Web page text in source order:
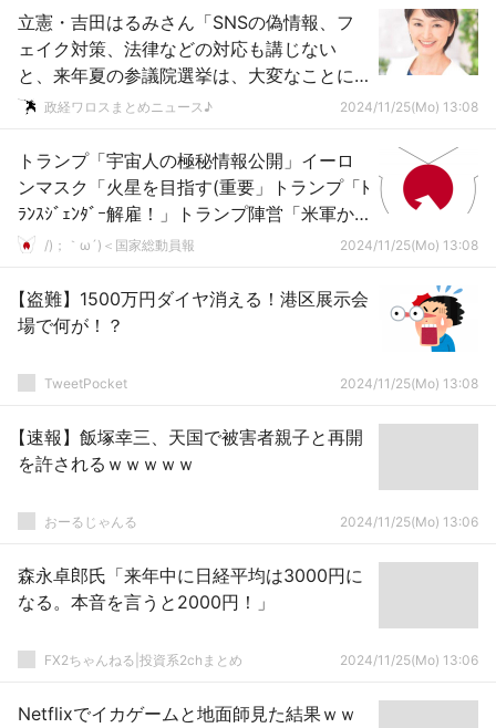
立憲・吉田はるみさん「SNSの偽情報、フ
ェイク対策、法律などの対応も講じない
と、来年夏の参議院選挙は、大変なことに
なる！国会で議論すべき！」
政経ワロスまとめニュース♪ 2024/11/25(Mo) 13:08
トランプ「宇宙人の極秘情報公開」イーロ
ンマスク「火星を目指す(重要」トランプ「ﾄ
ﾗﾝｽｼﾞｪﾝﾀﾞｰ解雇！」トランプ陣営「米軍か
ら任務不適格で追放！(15000人失職予測」
/)；｀ω´)＜国家総動員報 2024/11/25(Mo) 13:08
【盗難】1500万円ダイヤ消える！港区展示会
場で何が！？
TweetPocket 2024/11/25(Mo) 13:08
【速報】飯塚幸三、天国で被害者親子と再開
を許されるｗｗｗｗｗ
おーるじゃんる 2024/11/25(Mo) 13:06
森永卓郎氏「来年中に日経平均は3000円に
なる。本音を言うと2000円！」
FX2ちゃんねる|投資系2chまとめ 2024/11/25(Mo) 13:06
Netflixでイカゲームと地面師見た結果ｗｗ